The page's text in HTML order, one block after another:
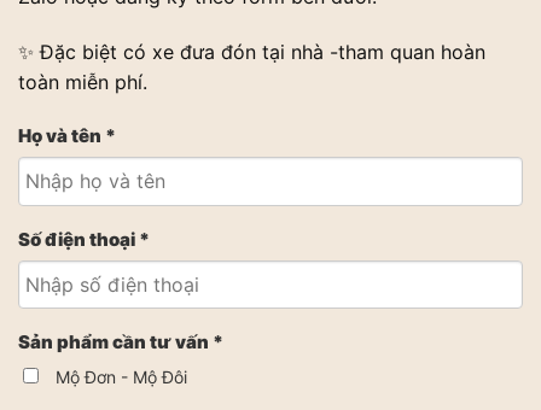
✨ Đặc biệt có xe đưa đón tại nhà -tham quan hoàn
toàn miễn phí.
Họ và tên *
Số điện thoại *
Sản phẩm cần tư vấn *
Mộ Đơn - Mộ Đôi